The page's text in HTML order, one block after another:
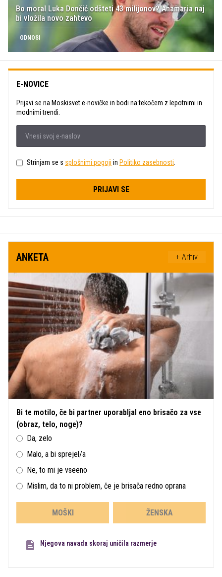
Bo moral Luka Dončić odšteti 43 milijonov? Anamaria naj
bi vložila novo zahtevo
ODNOSI
E-NOVICE
Prijavi se na Moskisvet e-novičke in bodi na tekočem z lepotnimi in
modnimi trendi.
Strinjam se s splošnimi pogoji in Politiko zasebnosti
PRIJAVI SE
ANKETA + Arhiv
Bi te motilo, če bi partner uporabljal eno brisačo za vse
(obraz, telo, noge)?
Da, zelo
Malo, a bi sprejel/a
Ne, to mi je vseeno
Mislim, da to ni problem, če je brisača redno oprana
MOŠKI ŽENSKA
Njegova navada skoraj uničila razmerje